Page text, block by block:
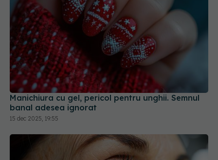
Manichiura cu gel, pericol pentru unghii. Semnul
banal adesea ignorat
15 dec 2025, 19:55